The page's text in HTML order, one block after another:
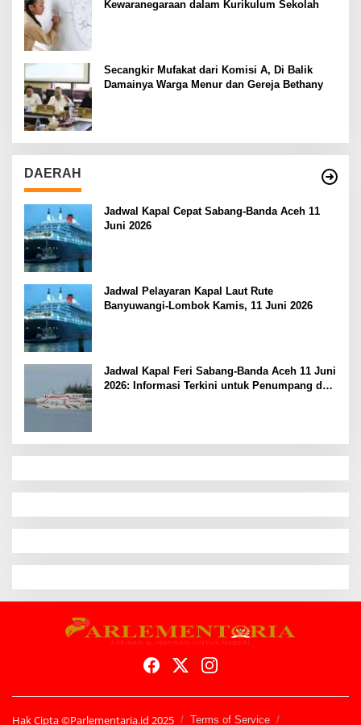
Kewaranegaraan dalam Kurikulum Sekolah
Secangkir Mufakat dari Komisi A, Di Balik
Damainya Warga Menur dan Gereja Bethany
DAERAH
Jadwal Kapal Cepat Sabang-Banda Aceh 11
Juni 2026
Jadwal Pelayaran Kapal Laut Rute
Banyuwangi-Lombok Kamis, 11 Juni 2026
Jadwal Kapal Feri Sabang-Banda Aceh 11 Juni
2026: Informasi Terkini untuk Penumpang dan
Hak Cipta ©Parlementaria.id 2025 Terms of Service